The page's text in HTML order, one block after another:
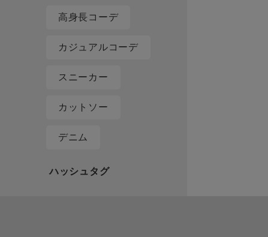
高身長コーデ
カジュアルコーデ
スニーカー
カットソー
デニム